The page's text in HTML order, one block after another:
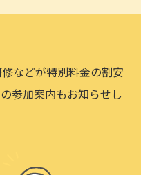
などが特別料金の割安
参加案内もお知らせし